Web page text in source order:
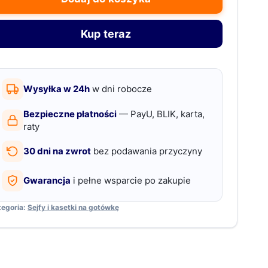
Kup teraz
Wysyłka w 24h w dni robocze
Bezpieczne płatności — PayU, BLIK, karta,
raty
30 dni na zwrot bez podawania przyczyny
Gwarancja i pełne wsparcie po zakupie
Sejfy i kasetki na gotówkę